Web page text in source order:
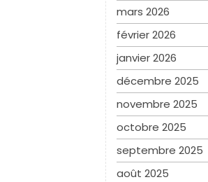
mars 2026
février 2026
janvier 2026
décembre 2025
novembre 2025
octobre 2025
septembre 2025
août 2025